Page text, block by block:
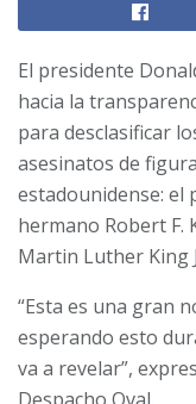
El presidente
hacia la
para desclasificar
asesinatos de
estadounidense: el
hermano Robert F.
Martin Luther King
“Esta es una gran
esperando esto
va a revelar”,